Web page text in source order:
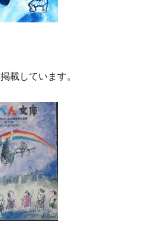
載しています。